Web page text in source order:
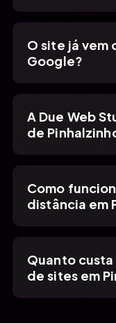
O site já vem
Google?
A Due Web
de
Como
distância em
Quanto
de sites em